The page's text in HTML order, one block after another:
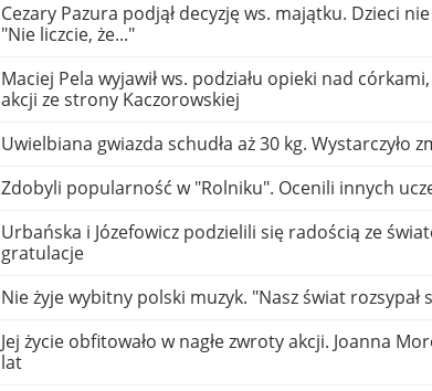
Cezary Pazura podjął decyzję ws. majątku. Dzieci
"Nie liczcie, że..."
Maciej Pela wyjawił ws. podziału opieki nad
akcji ze strony Kaczorowskiej
Uwielbiana gwiazda schudła aż 30 kg. Wystarczyło
Zdobyli popularność w "Rolniku". Ocenili innych
Urbańska i Józefowicz podzielili się radością ze
gratulacje
Nie żyje wybitny polski muzyk. "Nasz świat rozsypał
Jej życie obfitowało w nagłe zwroty akcji. Joanna
lat